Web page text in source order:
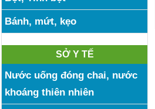
Bánh, mứt, kẹo
SỞ Y TẾ
Nước uống đóng chai, nước
khoáng thiên nhiên